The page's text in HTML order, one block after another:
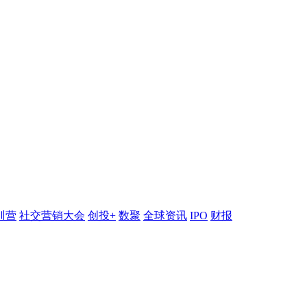
营 社交营销大会 创投+ 数聚 全球资讯 IPO 财报